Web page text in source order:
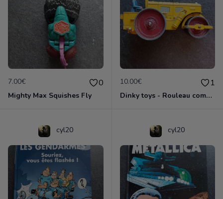
7.00€ 0
Mighty Max Squishes Fly
10.00€ 1
Dinky toys - Rouleau compresseur - Richier 90A
cyl20 cyl20